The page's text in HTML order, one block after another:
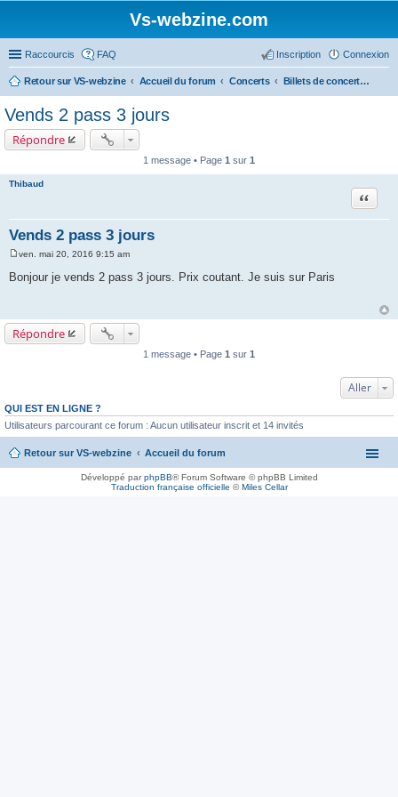
Vs-webzine.com
Raccourcis FAQ Connexion
Inscription
Retour sur VS-webzine Accueil du forum Concerts Billets de concerts et Covoiturages, Infos générales sur les concerts
Vends 2 pass 3 jours
Répondre
1 message • Page 1 sur 1
Thibaud
Vends 2 pass 3 jours
Citer
s
e
ven. mai 20, 2016 9:15 am
Bonjour je vends 2 pass 3 jours. Prix coutant. Je suis sur Paris
Répondre
1 message • Page 1 sur 1
Aller
QUI EST EN LIGNE ?
Utilisateurs parcourant ce forum : Aucun utilisateur inscrit et 14 invités
Retour sur VS-webzine Accueil du forum
Développé parphpBB® Forum Software © phpBB Limited
Traduction française officielle ©Miles Cellar